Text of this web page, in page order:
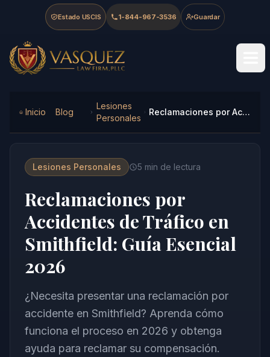
Skip to main content
Skip to navigation
Skip to footer
Estado USCIS 1-844-967-3536 Guardar
Vasquez Law Firm - Home
Inicio Blog
Lesiones
Personales
Reclamaciones por Accidentes de Tráfico en Smithfield: Guía Esencial 2026
Lesiones Personales 5 min de lectura
Reclamaciones por
Accidentes de Tráfico en
Smithfield: Guía Esencial
2026
¿Necesita presentar una reclamación por
accidente en Smithfield? Aprenda cómo
funciona el proceso en 2026 y obtenga
ayuda para reclamar su compensación.